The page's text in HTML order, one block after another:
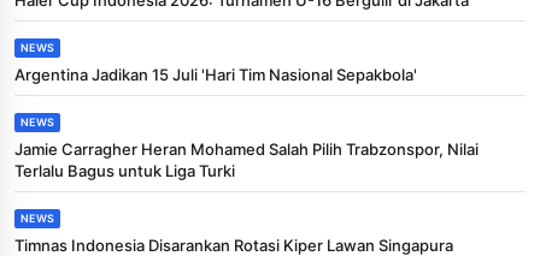
NEWS
Argentina Jadikan 15 Juli 'Hari Tim Nasional Sepakbola'
NEWS
Jamie Carragher Heran Mohamed Salah Pilih Trabzonspor, Nilai
Terlalu Bagus untuk Liga Turki
NEWS
Timnas Indonesia Disarankan Rotasi Kiper Lawan Singapura